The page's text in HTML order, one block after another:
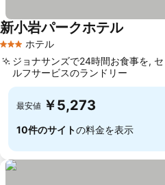
3 ホテルのランク
ホテル
新小岩パークホテル
ジョナサンズで24時間お食事を, セ
ルフサービスのランドリー
最安値 ￥5,273
10件のサイトの料金を表示